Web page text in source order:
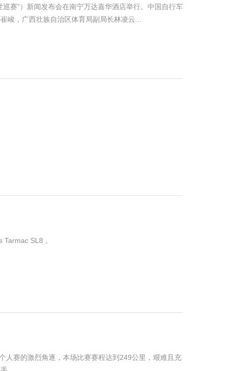
赛”）新闻发布会在南宁万达嘉华酒店举行。中国自行车
峻，广西壮族自治区体育局副局长林凌云...
SL8 。
人赛的激烈角逐，本场比赛赛程达到249公里，艰难且充